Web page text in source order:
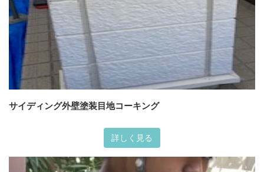
サイディング外壁塗装目地コーキング
詳しく見る